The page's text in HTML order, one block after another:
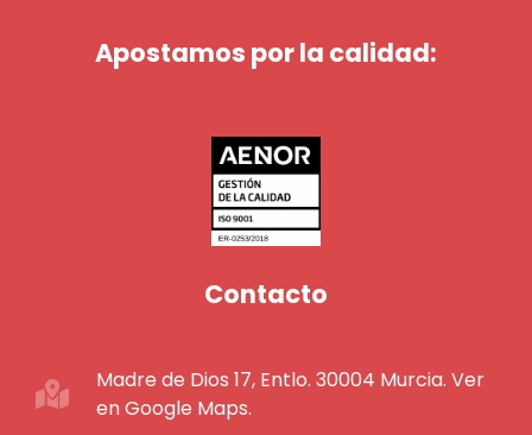
Apostamos por la calidad:
Contacto
Madre de Dios 17, Entlo. 30004 Murcia. Ver
en Google Maps.